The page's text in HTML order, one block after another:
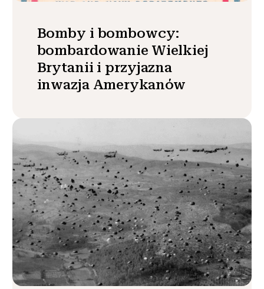
Bomby i bombowcy:
bombardowanie Wielkiej
Brytanii i przyjazna
inwazja Amerykanów